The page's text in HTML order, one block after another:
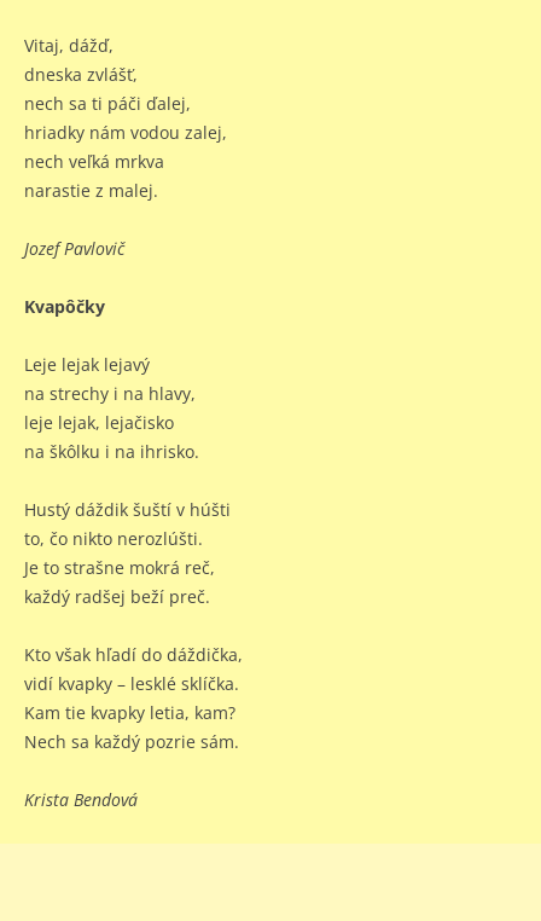
Vitaj, dážď,
dneska zvlášť,
nech sa ti páči ďalej,
hriadky nám vodou zalej,
nech veľká mrkva
narastie z malej.
Jozef Pavlovič
Kvapôčky
Leje lejak lejavý
na strechy i na hlavy,
leje lejak, lejačisko
na škôlku i na ihrisko.
Hustý dáždik šuští v húšti
to, čo nikto nerozlúšti.
Je to strašne mokrá reč,
každý radšej beží preč.
Kto však hľadí do dáždička,
vidí kvapky – lesklé sklíčka.
Kam tie kvapky letia, kam?
Nech sa každý pozrie sám.
Krista Bendová